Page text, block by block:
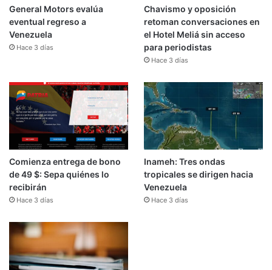
General Motors evalúa
eventual regreso a
Venezuela
Hace 3 días
Chavismo y oposición
retoman conversaciones en
el Hotel Meliá sin acceso
para periodistas
Hace 3 días
Comienza entrega de bono
de 49 $: Sepa quiénes lo
recibirán
Hace 3 días
Inameh: Tres ondas
tropicales se dirigen hacia
Venezuela
Hace 3 días